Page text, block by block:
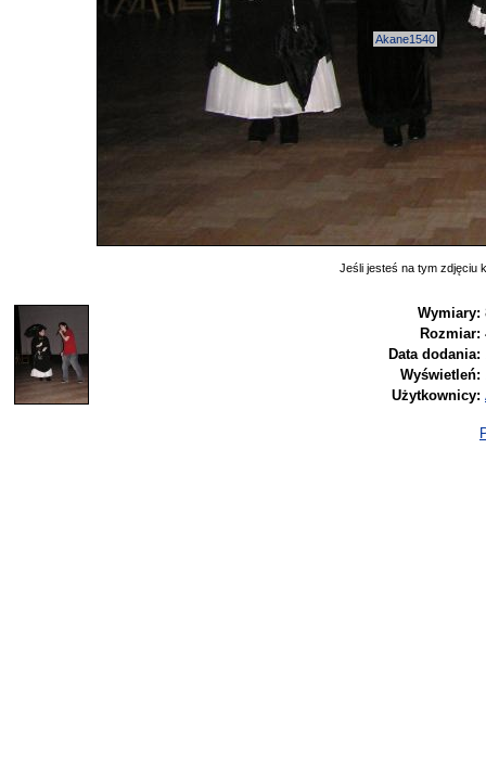
Akane1540
Jeśli jesteś na tym zdjęciu
Wymiary:
Rozmiar:
Data dodania:
Wyświetleń:
Użytkownicy: